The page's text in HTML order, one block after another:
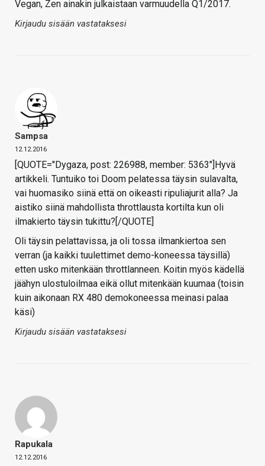
Vegan, Zen ainakin julkaistaan varmuudella Q1/2017.
Kirjaudu sisään vastataksesi
Sampsa
12.12.2016
[QUOTE="Dygaza, post: 226988, member: 5363"]Hyvä
artikkeli. Tuntuiko toi Doom pelatessa täysin sulavalta,
vai huomasiko siinä että on oikeasti ripuliajurit alla? Ja
aistiko siinä mahdollista throttlausta kortilta kun oli
ilmakierto täysin tukittu?[/QUOTE]
Oli täysin pelattavissa, ja oli tossa ilmankiertoa sen
verran (ja kaikki tuulettimet demo-koneessa täysillä)
etten usko mitenkään throttlanneen. Koitin myös kädellä
jäähyn ulostuloilmaa eikä ollut mitenkään kuumaa (toisin
kuin aikonaan RX 480 demokoneessa meinasi palaa
käsi)
Kirjaudu sisään vastataksesi
Rapukala
12.12.2016